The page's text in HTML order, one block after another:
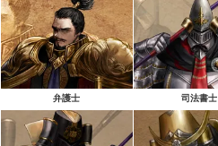
弁護士 司法書士